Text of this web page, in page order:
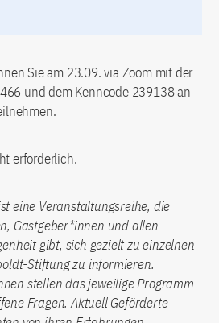
Sie am 23.09. via Zoom mit der
und dem Kenncode 239138 an
erforderlich.
eine Veranstaltungsreihe, die
Gastgeber*innen und allen
gibt, sich gezielt zu einzelnen
Stiftung zu informieren.
stellen das jeweilige Programm
Fragen. Aktuell Geförderte